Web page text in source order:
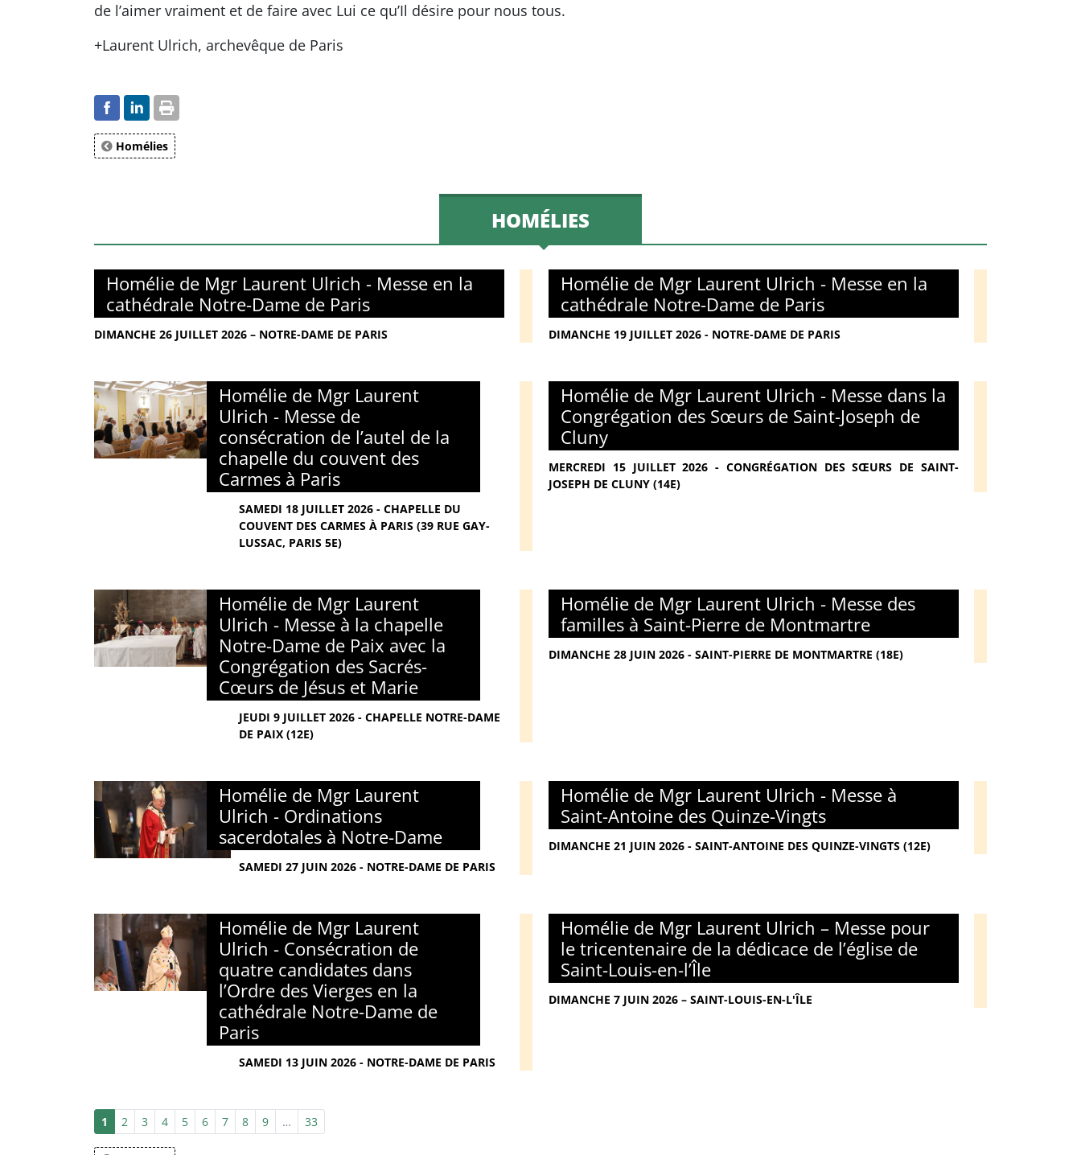
de l’aimer vraiment et de faire avec Lui ce qu’Il désire pour nous tous.
+Laurent Ulrich, archevêque de Paris
Homélies
HOMÉLIES
Homélie de Mgr Laurent Ulrich - Messe en la
cathédrale Notre-Dame de Paris
DIMANCHE 26 JUILLET 2026 – NOTRE-DAME DE PARIS
Homélie de Mgr Laurent Ulrich - Messe en la
cathédrale Notre-Dame de Paris
DIMANCHE 19 JUILLET 2026 - NOTRE-DAME DE PARIS
Homélie de Mgr Laurent
Ulrich - Messe de
consécration de l’autel de la
chapelle du couvent des
Carmes à Paris
SAMEDI 18 JUILLET 2026 - CHAPELLE DU
COUVENT DES CARMES À PARIS (39 RUE GAY-
LUSSAC, PARIS 5E)
Homélie de Mgr Laurent Ulrich - Messe dans la
Congrégation des Sœurs de Saint-Joseph de
Cluny
MERCREDI 15 JUILLET 2026 - CONGRÉGATION DES SŒURS DE SAINT-
JOSEPH DE CLUNY (14E)
Homélie de Mgr Laurent
Ulrich - Messe à la chapelle
Notre-Dame de Paix avec la
Congrégation des Sacrés-
Cœurs de Jésus et Marie
JEUDI 9 JUILLET 2026 - CHAPELLE NOTRE-DAME
DE PAIX (12E)
Homélie de Mgr Laurent Ulrich - Messe des
familles à Saint-Pierre de Montmartre
DIMANCHE 28 JUIN 2026 - SAINT-PIERRE DE MONTMARTRE (18E)
Homélie de Mgr Laurent
Ulrich - Ordinations
sacerdotales à Notre-Dame
SAMEDI 27 JUIN 2026 - NOTRE-DAME DE PARIS
Homélie de Mgr Laurent Ulrich - Messe à
Saint-Antoine des Quinze-Vingts
DIMANCHE 21 JUIN 2026 - SAINT-ANTOINE DES QUINZE-VINGTS (12E)
Homélie de Mgr Laurent
Ulrich - Consécration de
quatre candidates dans
l’Ordre des Vierges en la
cathédrale Notre-Dame de
Paris
SAMEDI 13 JUIN 2026 - NOTRE-DAME DE PARIS
Homélie de Mgr Laurent Ulrich – Messe pour
le tricentenaire de la dédicace de l’église de
Saint-Louis-en-l’Île
DIMANCHE 7 JUIN 2026 – SAINT-LOUIS-EN-L'ÎLE
1 2 3 4 5 6 7 8 9 … 33